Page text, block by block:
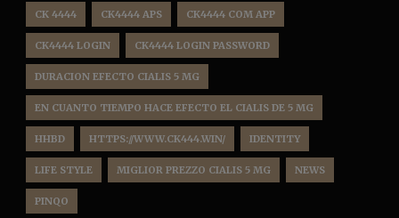
CK 4444 CK4444 APS CK4444 COM APP
CK4444 LOGIN CK4444 LOGIN PASSWORD
DURACION EFECTO CIALIS 5 MG
EN CUANTO TIEMPO HACE EFECTO EL CIALIS DE 5 MG
HHBD HTTPS://WWW.CK444.WIN/ IDENTITY
LIFE STYLE MIGLIOR PREZZO CIALIS 5 MG NEWS
PINQO